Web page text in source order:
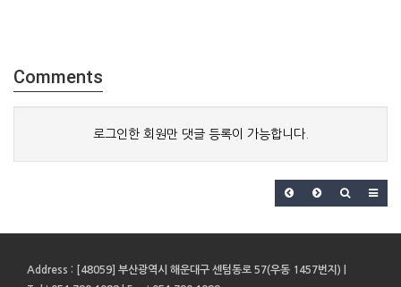
Comments
로그인한 회원만 댓글 등록이 가능합니다.
Address : [48059] 부산광역시 해운대구 센텀동로 57(우동 1457번지) |